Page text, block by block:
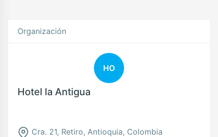
Organización
HO
Hotel la Antigua
Cra. 21, Retiro, Antioquia, Colombia